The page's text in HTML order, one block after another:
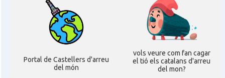
Casal
Associació Catalana d'Hamburg "El
Pont Blau\"
Casal Català de Stuttgart, Stuttcat e.V.
Portal de Castellers d'arreu
del món
vols veure com fan cagar
el tió els catalans d'arreu
del mon?